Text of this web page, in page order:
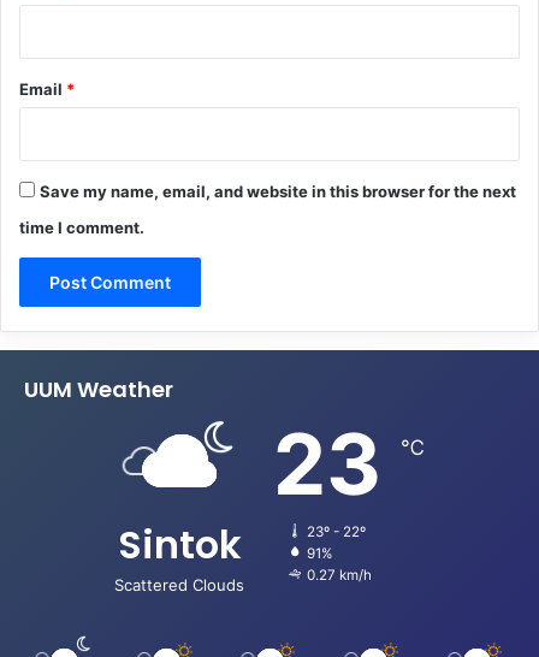
Email *
Save my name, email, and website in this browser for the next
time I comment.
UUM Weather
Sintok
Scattered Clouds
23 ℃
23º - 22º
91%
0.27 km/h